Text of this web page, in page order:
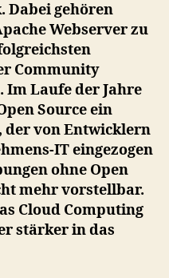
Dabei gehören
Webserver zu
Community
Laufe der Jahre
Source ein
der von Entwicklern
IT eingezogen
ohne Open
mehr vorstellbar.
Cloud Computing
stärker in das